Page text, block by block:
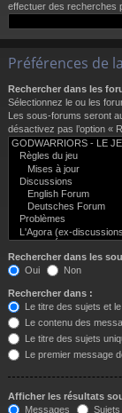
effectuer des recherches
Préférences de
Rechercher dans les
Sélectionnez le ou les
Les sous-forums seront
désactivez pas l’option «
Rechercher dans les
Oui
Non
Rechercher dans :
Le titre des sujets et
Le contenu des
Le titre des sujets
Le premier message
Afficher les résultats
Messages
Sujets